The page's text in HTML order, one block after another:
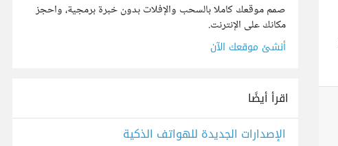
صمم موقعك كاملا بالسحب والإفلات بدون خبرة برمجية، واحجز
مكانك على الإنترنت.
أنشئ موقعك الآن
اقرأ أيضًا
الإصدارات الجديدة للهواتف الذكية